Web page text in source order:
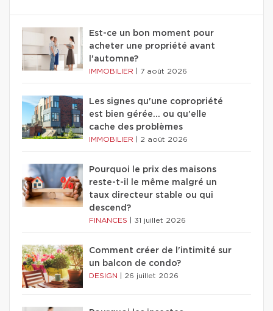
Est-ce un bon moment pour
acheter une propriété avant
l'automne?
IMMOBILIER 7 août 2026
Les signes qu'une copropriété
est bien gérée… ou qu'elle
cache des problèmes
IMMOBILIER 2 août 2026
Pourquoi le prix des maisons
reste-t-il le même malgré un
taux directeur stable ou qui
descend?
FINANCES 31 juillet 2026
Comment créer de l'intimité sur
un balcon de condo?
DESIGN 26 juillet 2026